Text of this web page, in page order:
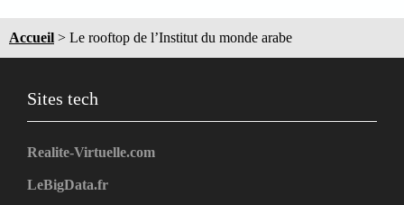
Accueil > Le rooftop de l’Institut du monde arabe
Sites tech
Realite-Virtuelle.com
LeBigData.fr